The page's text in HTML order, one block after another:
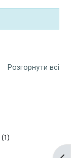
Розгорнути всі
(1)